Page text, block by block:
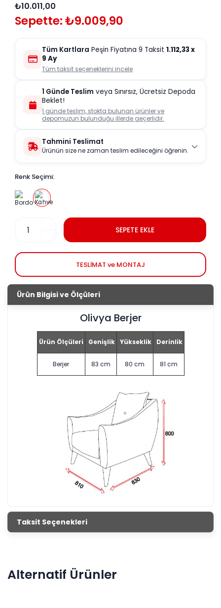
₺10.011,00
Sepette: ₺9.009,90
Tüm Kartlara Peşin Fiyatına 9 Taksit 1.112,33x
9 Ay
Tüm taksit seçeneklerini incele
1 Günde Teslim veya Sınırsız, Ücretsiz Depoda
Beklet!
1 günde teslim, stokta bulunan ürünler ve
depomuzun bulunduğu illerde geçerlidir.
Tahmini Teslimat
Ürünün size ne zaman teslim edileceğini öğrenin.
Renk Seçimi:
SEPETE EKLE
TESLİMAT ve MONTAJ
Ürün Bilgisi ve Ölçüleri
Olivya Berjer
Ürün Ölçüleri Genişlik Yükseklik Derinlik
Berjer 83 cm 80 cm 81 cm
Taksit Seçenekleri
Alternatif Ürünler